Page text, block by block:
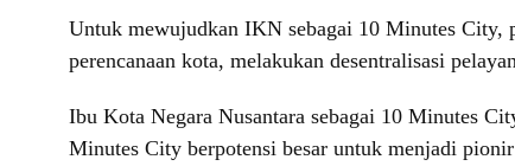
Untuk mewujudkan IKN sebagai 10 Minutes City,
perencanaan kota, melakukan desentralisasi
Ibu Kota Negara Nusantara sebagai 10 Minutes
Minutes City berpotensi besar untuk menjadi